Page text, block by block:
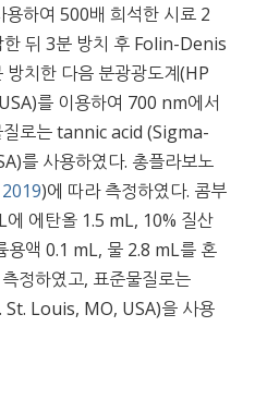
하여 500배 희석한 시료 2
뒤 3분 방치 후 Folin-Denis
치한 다음 분광광도계(HP
를 이용하여 700 nm에서
질로는 tannic acid (Sigma-
를 사용하였다. 총플라보노
)에 따라 측정하였다. 콤부
에탄올 1.5 mL, 10% 질산
액 0.1 mL, 물 2.8 mL를 혼
정하였고, 표준물질로는
Louis, MO, USA)을 사용